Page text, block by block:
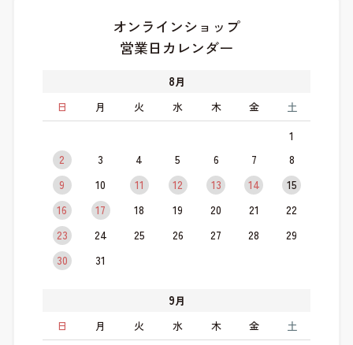
オンラインショップ
営業日カレンダー
8月
日
月 火 水 木 金 土
1
2
3 4 5 6 7
8
9
10 11 12 13 14
15
16
17 18 19 20 21
22
23
24 25 26 27 28
29
30
31
9月
日
月 火 水 木 金 土